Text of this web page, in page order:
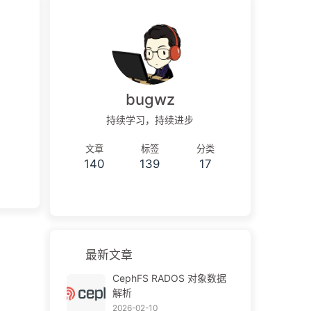
bugwz
持续学习，持续进步
文章
140
标签
139
分类
17
最新文章
CephFS RADOS 对象数据
解析
2026-02-10